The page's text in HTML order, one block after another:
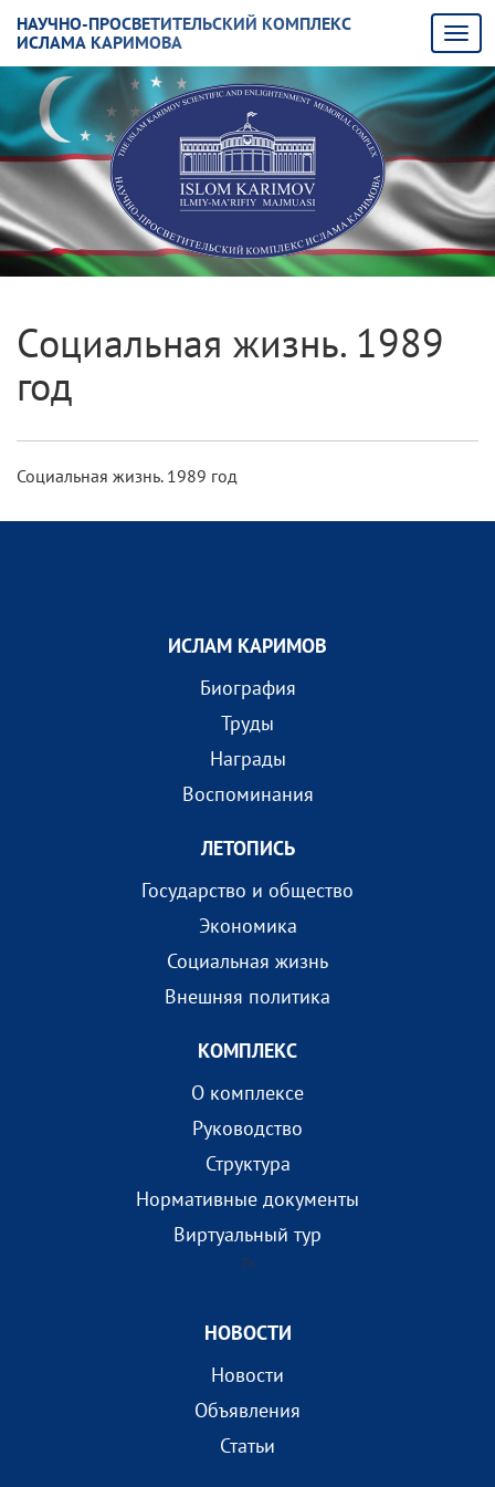
НАУЧНО-ПРОСВЕТИТЕЛЬСКИЙ КОМПЛЕКС
ИСЛАМА КАРИМОВА
Социальная жизнь. 1989
год
Социальная жизнь. 1989 год
ИСЛАМ КАРИМОВ
Биография
Труды
Награды
Воспоминания
ЛЕТОПИСЬ
Государство и общество
Экономика
Социальная жизнь
Внешняя политика
КОМПЛEКС
О комплексе
Руководство
Структура
Нормативные документы
Виртуальный тур
?>
НОВОСТИ
Новости
Объявления
Статьи